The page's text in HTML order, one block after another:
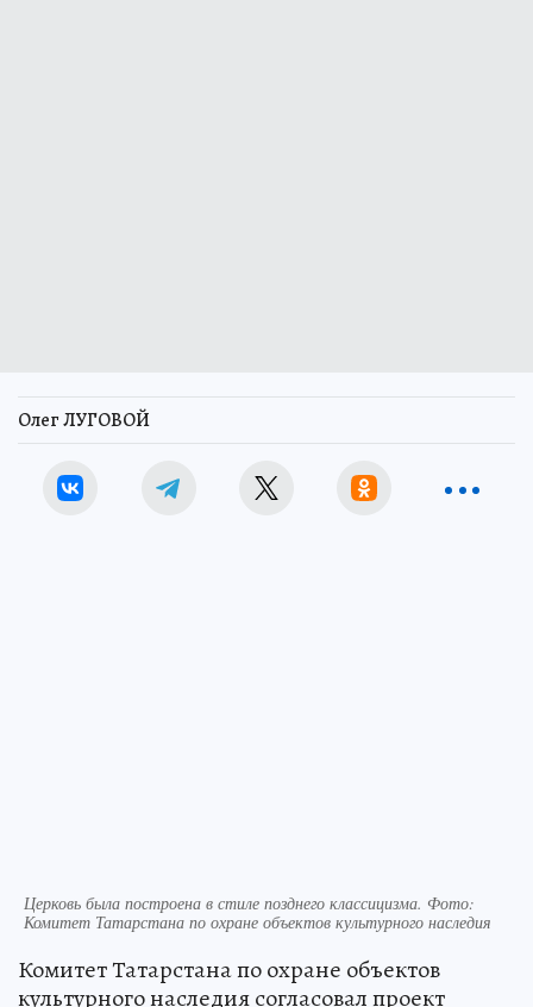
Олег ЛУГОВОЙ
Церковь была построена в стиле позднего классицизма. Фото:
Комитет Татарстана по охране объектов культурного наследия
Комитет Татарстана по охране объектов
культурного наследия согласовал проект